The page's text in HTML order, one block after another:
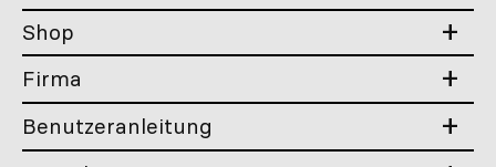
Shop
Firma
Benutzeranleitung